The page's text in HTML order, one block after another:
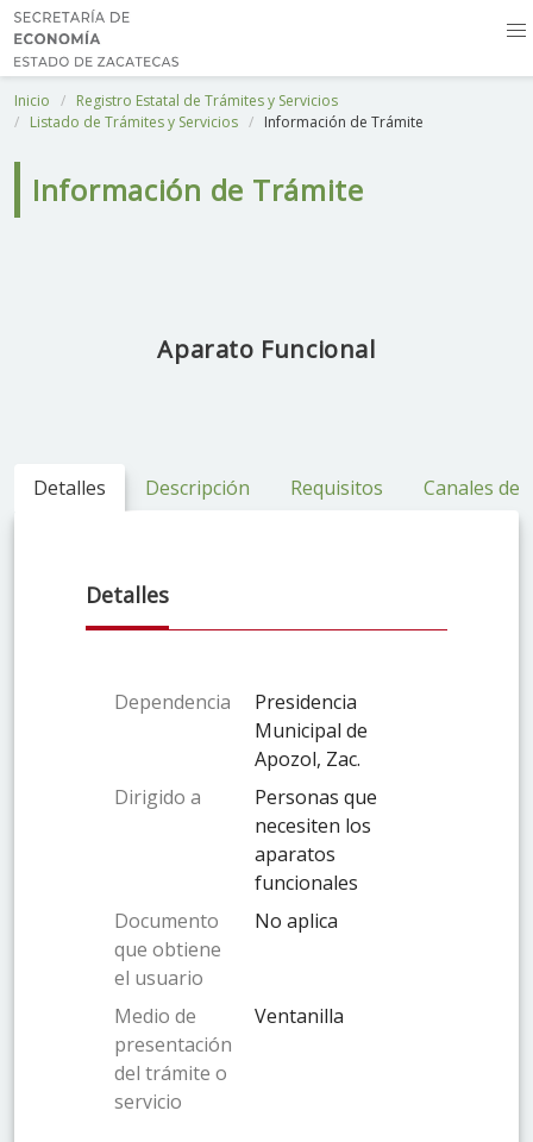
Inicio
Registro Estatal de Trámites y Servicios
Listado de Trámites y Servicios
Información de Trámite
Información de Trámite
Aparato Funcional
Detalles Descripción Requisitos Canales de
Detalles
Dependencia
Presidencia
Municipal de
Apozol, Zac.
Dirigido a
Personas que
necesiten los
aparatos
funcionales
Documento
que obtiene
el usuario
No aplica
Medio de
presentación
del trámite o
servicio
Ventanilla